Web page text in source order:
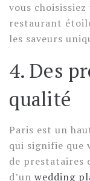
vous
restaurant
les saveurs
4. Des
qualité
Paris est un
qui signifie que
de prestataires
d’un wedding